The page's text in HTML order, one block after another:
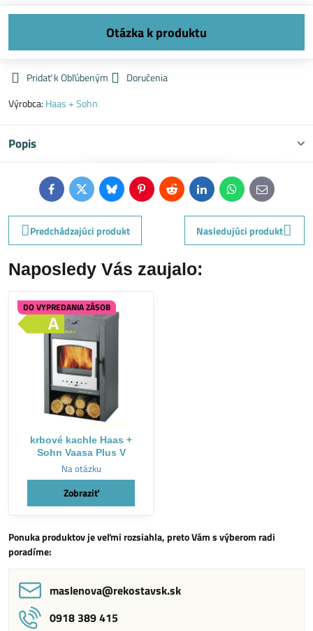
Pridať k Obľúbeným
Doručenia
Výrobca: Haas + Sohn
Popis
FacebookTwitterBlueskyPinterestReddit LinkedInWhatsApp
E-
mail
Predchádzajúci produkt
Nasledujúci produkt
Naposledy Vás zaujalo:
DO VYPREDANIA ZÁSOB
krbové kachle Haas +
Sohn Vaasa Plus V
Na otázku
Zobraziť
Ponuka produktov je veľmi rozsiahla, preto Vám s výberom radi
poradíme:
maslenova​@rekostavsk​.sk
0918 389 415